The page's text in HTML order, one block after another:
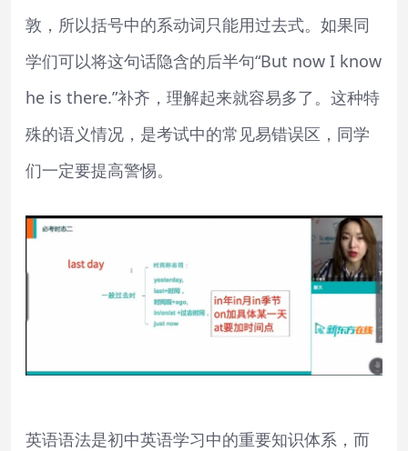
敦，所以括号中的系动词只能用过去式。如果同
学们可以将这句话隐含的后半句“But now I know
he is there.”补齐，理解起来就容易多了。这种特
殊的语义情况，是考试中的常见易错误区，同学
们一定要提高警惕。
英语语法是初中英语学习中的重要知识体系，而